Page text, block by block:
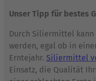
Unser Tipp für bestes
Durch Siliermittel
werden, egal ob in
Erntejahr. Siliermittel
Einsatz, die Qualität